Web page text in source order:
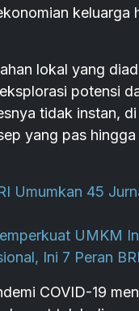
keluarga
lokal yang
potensi
tidak instan,
yang pas
Umumkan 45
UMKM
Ini 7 Peran
COVID-19